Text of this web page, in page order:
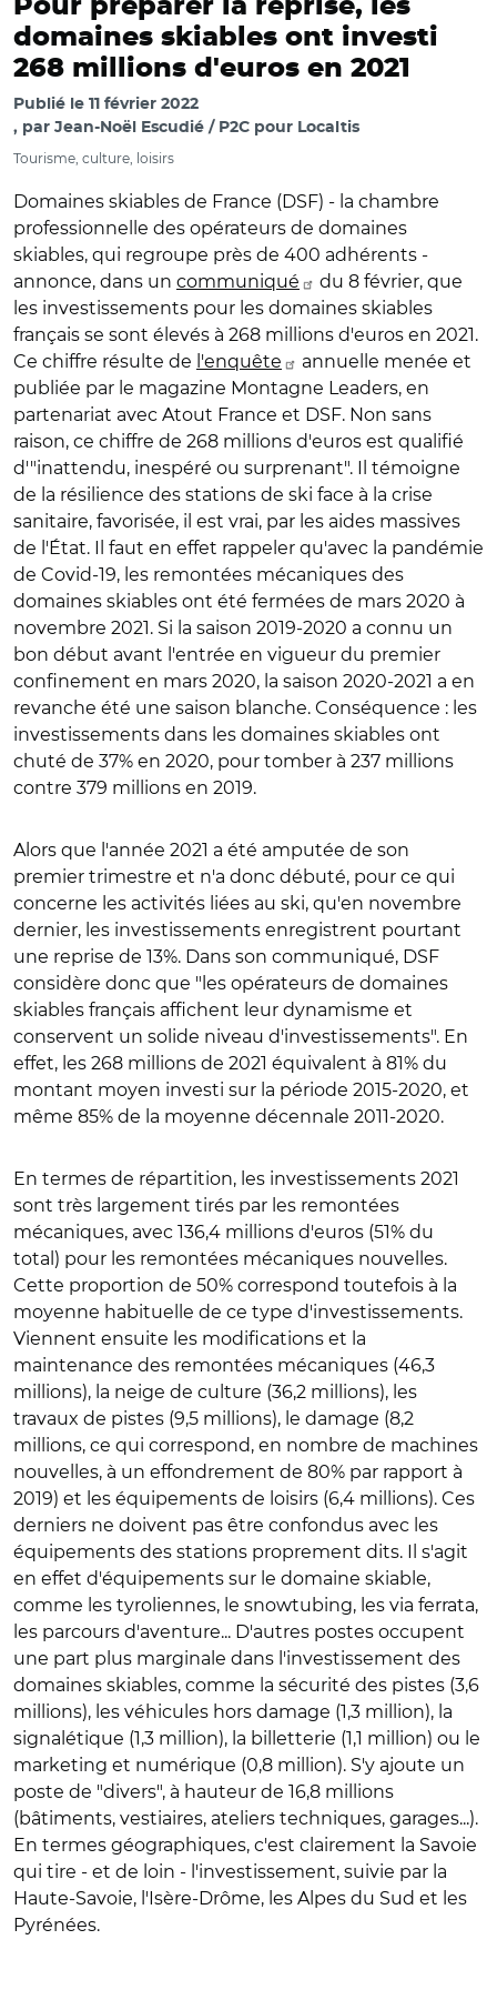
Pour préparer la reprise, les
domaines skiables ont investi
268 millions d'euros en 2021
Publié le 11 février 2022
par Jean-Noël Escudié / P2C pour Localtis
Tourisme, culture, loisirs
Domaines skiables de France (DSF) - la chambre
professionnelle des opérateurs de domaines
skiables, qui regroupe près de 400 adhérents -
annonce, dans un communiqué
du 8 février, que
les investissements pour les domaines skiables
français se sont élevés à 268 millions d'euros en 2021.
Ce chiffre résulte de l'enquête
annuelle menée et
publiée par le magazine Montagne Leaders, en
partenariat avec Atout France et DSF. Non sans
raison, ce chiffre de 268 millions d'euros est qualifié
d'"inattendu, inespéré ou surprenant". Il témoigne
de la résilience des stations de ski face à la crise
sanitaire, favorisée, il est vrai, par les aides massives
de l'État. Il faut en effet rappeler qu'avec la pandémie
de Covid-19, les remontées mécaniques des
domaines skiables ont été fermées de mars 2020 à
novembre 2021. Si la saison 2019-2020 a connu un
bon début avant l'entrée en vigueur du premier
confinement en mars 2020, la saison 2020-2021 a en
revanche été une saison blanche. Conséquence : les
investissements dans les domaines skiables ont
chuté de 37% en 2020, pour tomber à 237 millions
contre 379 millions en 2019.
Alors que l'année 2021 a été amputée de son
premier trimestre et n'a donc débuté, pour ce qui
concerne les activités liées au ski, qu'en novembre
dernier, les investissements enregistrent pourtant
une reprise de 13%. Dans son communiqué, DSF
considère donc que "les opérateurs de domaines
skiables français affichent leur dynamisme et
conservent un solide niveau d'investissements". En
effet, les 268 millions de 2021 équivalent à 81% du
montant moyen investi sur la période 2015-2020, et
même 85% de la moyenne décennale 2011-2020.
En termes de répartition, les investissements 2021
sont très largement tirés par les remontées
mécaniques, avec 136,4 millions d'euros (51% du
total) pour les remontées mécaniques nouvelles.
Cette proportion de 50% correspond toutefois à la
moyenne habituelle de ce type d'investissements.
Viennent ensuite les modifications et la
maintenance des remontées mécaniques (46,3
millions), la neige de culture (36,2 millions), les
travaux de pistes (9,5 millions), le damage (8,2
millions, ce qui correspond, en nombre de machines
nouvelles, à un effondrement de 80% par rapport à
2019) et les équipements de loisirs (6,4 millions). Ces
derniers ne doivent pas être confondus avec les
équipements des stations proprement dits. Il s'agit
en effet d'équipements sur le domaine skiable,
comme les tyroliennes, le snowtubing, les via ferrata,
les parcours d'aventure... D'autres postes occupent
une part plus marginale dans l'investissement des
domaines skiables, comme la sécurité des pistes (3,6
millions), les véhicules hors damage (1,3 million), la
signalétique (1,3 million), la billetterie (1,1 million) ou le
marketing et numérique (0,8 million). S'y ajoute un
poste de "divers", à hauteur de 16,8 millions
(bâtiments, vestiaires, ateliers techniques, garages...).
En termes géographiques, c'est clairement la Savoie
qui tire - et de loin - l'investissement, suivie par la
Haute-Savoie, l'Isère-Drôme, les Alpes du Sud et les
Pyrénées.